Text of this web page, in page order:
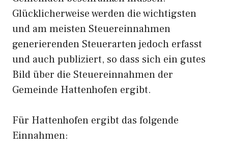
Glücklicherweise werden die wichtigsten
und am meisten Steuereinnahmen
generierenden Steuerarten jedoch erfasst
und auch publiziert, so dass sich ein gutes
Bild über die Steuereinnahmen der
Gemeinde Hattenhofen ergibt.
Für Hattenhofen ergibt das folgende
Einnahmen: